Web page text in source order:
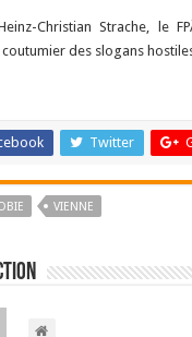
Christian Strache, le
des slogans
Twitter
VIENNE